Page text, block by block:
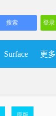
登录
Surface 更多